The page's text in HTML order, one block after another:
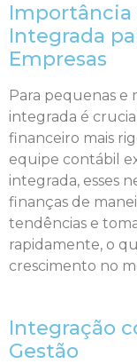
Importância
Integrada
Empresas
Para pequenas e
integrada é
financeiro mais
equipe contábil
integrada, esses
finanças de
tendências e
rapidamente, o
crescimento no
Integração
Gestão